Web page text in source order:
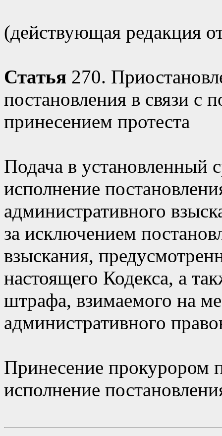
(действующая редакция
Статья 270.
постановления в связи с
принесением протеста
Подача в установленный
исполнение
административного
за исключением
взыскания,
настоящего Кодекса, а
штрафа, взимаемого на
административного
Принесение прокурором
исполнение